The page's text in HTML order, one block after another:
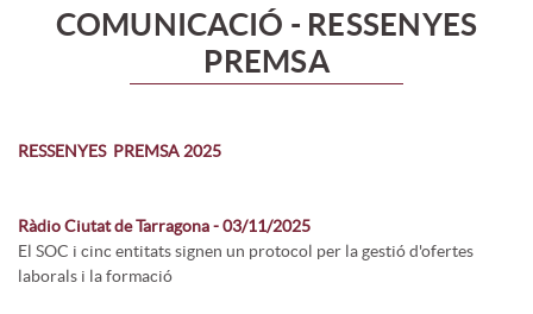
COMUNICACIÓ - RESSENYES
PREMSA
RESSENYES PREMSA 2025
Ràdio Ciutat de Tarragona - 03/11/2025
El SOC i cinc entitats signen un protocol per la gestió d'ofertes
laborals i la formació